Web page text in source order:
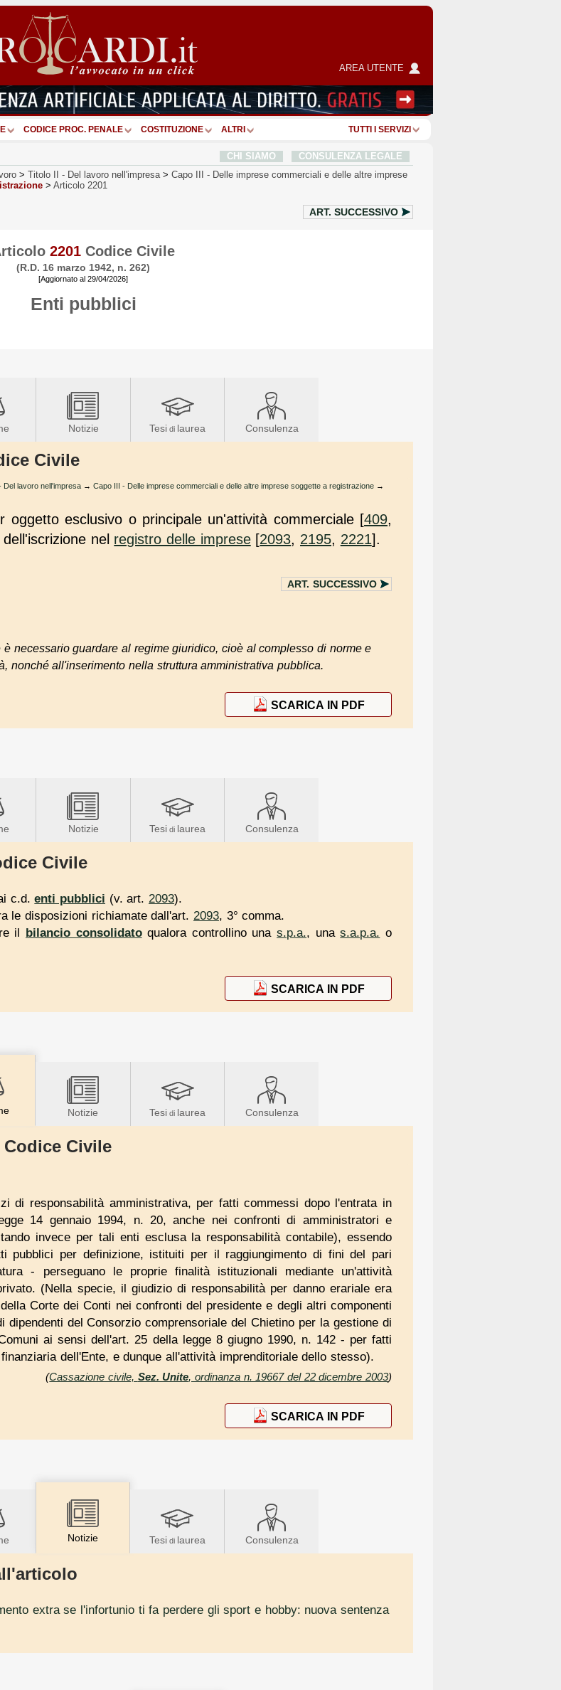
AREA UTENTE
CODICE PROC. PENALE COSTITUZIONE ALTRI TUTTI I SERVIZI
CHI SIAMO
CONSULENZA LEGALE
> Titolo II - Del lavoro nell'impresa > Capo III - Delle imprese commerciali e delle altre imprese
> Articolo 2201
ART. SUCCESSIVO
2201 Codice Civile
(R.D. 16 marzo 1942, n. 262)
[Aggiornato al 29/04/2026]
Enti pubblici
Notizie Tesi di laurea Consulenza
Civile
Del lavoro nell'impresa → Capo III - Delle imprese commerciali e delle altre imprese soggette a registrazione →
oggetto esclusivo o principale un'attività commerciale [409,
nel registro delle imprese[2093, 2195, 2221].
ART. SUCCESSIVO
necessario guardare al regime giuridico, cioè al complesso di norme e
nonché all'inserimento nella struttura amministrativa pubblica.
SCARICA IN PDF
Notizie Tesi di laurea Consulenza
Civile
c.d.enti pubblici (v. art. 2093).
le disposizioni richiamate dall'art. 2093, 3° comma.
il bilancio consolidato qualora controllino unas.p.a., unas.a.p.a. o
SCARICA IN PDF
Notizie Tesi di laurea Consulenza
Codice Civile
di responsabilità amministrativa, per fatti commessi dopo l'entrata in
14 gennaio 1994, n. 20, anche nei confronti di amministratori e
invece per tali enti esclusa la responsabilità contabile), essendo
pubblici per definizione, istituiti per il raggiungimento di fini del pari
- perseguano le proprie finalità istituzionali mediante un'attività
(Nella specie, il giudizio di responsabilità per danno erariale era
Corte dei Conti nei confronti del presidente e degli altri componenti
del Consorzio comprensoriale del Chietino per la gestione di
ai sensi dell'art. 25 della legge 8 giugno 1990, n. 142 - per fatti
dell'Ente, e dunque all'attività imprenditoriale dello stesso).
(Cassazione civile, Sez. Unite, ordinanza n. 19667 del 22 dicembre 2003)
SCARICA IN PDF
Notizie Tesidi laurea Consulenza
extra se l'infortunio ti fa perdere gli sport e hobby: nuova sentenza